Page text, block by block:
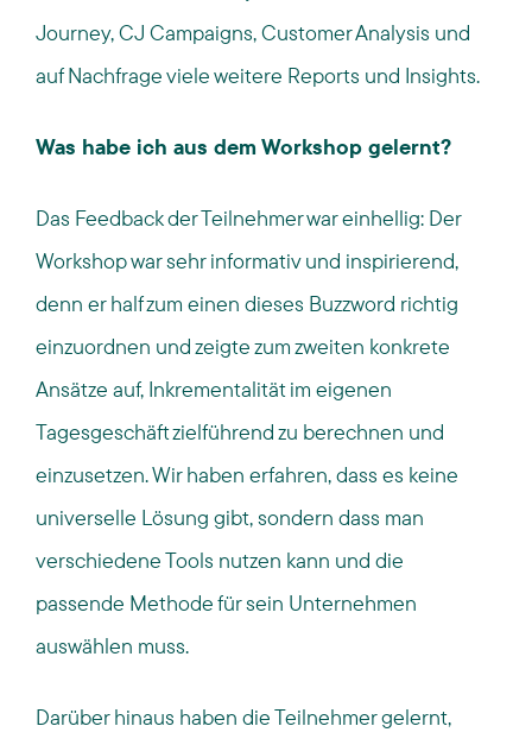
Journey, CJ Campaigns, Customer Analysis und
auf Nachfrage viele weitere Reports und Insights.
Was habe ich aus dem Workshop gelernt?
Das Feedback der Teilnehmer war einhellig: Der
Workshop war sehr informativ und inspirierend,
denn er half zum einen dieses Buzzword richtig
einzuordnen und zeigte zum zweiten konkrete
Ansätze auf, Inkrementalität im eigenen
Tagesgeschäft zielführend zu berechnen und
einzusetzen. Wir haben erfahren, dass es keine
universelle Lösung gibt, sondern dass man
verschiedene Tools nutzen kann und die
passende Methode für sein Unternehmen
auswählen muss.
Darüber hinaus haben die Teilnehmer gelernt,